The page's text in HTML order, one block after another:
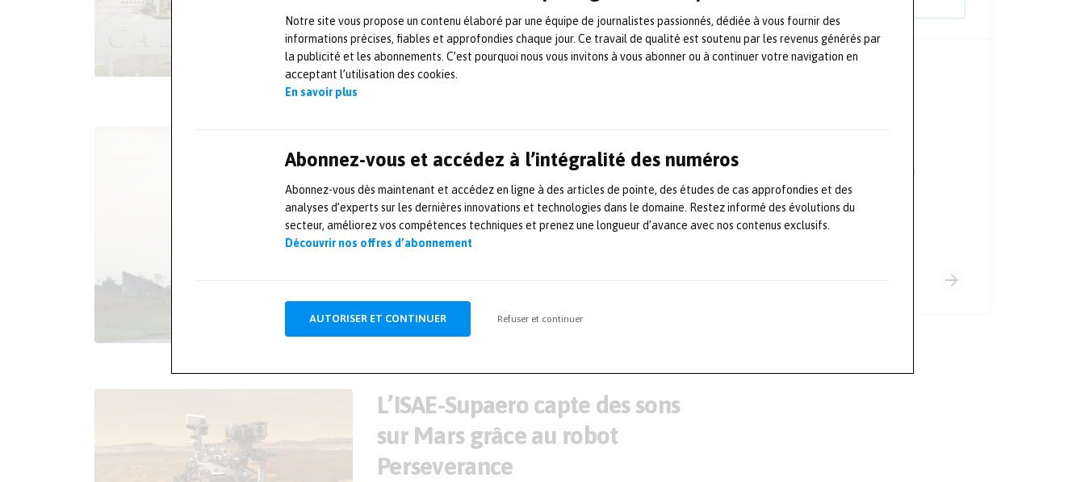
Notre site vous propose un contenu élaboré par une équipe de journalistes passionnés, dédiée à vous fournir des
informations précises, fiables et approfondies chaque jour. Ce travail de qualité est soutenu par les revenus générés par
la publicité et les abonnements. C’est pourquoi nous vous invitons à vous abonner ou à continuer votre navigation en
acceptant l’utilisation des cookies.
En savoir plus
Abonnez-vous et accédez à l’intégralité des numéros
Abonnez-vous dès maintenant et accédez en ligne à des articles de pointe, des études de cas approfondies et des
analyses d’experts sur les dernières innovations et technologies dans le domaine. Restez informé des évolutions du
secteur, améliorez vos compétences techniques et prenez une longueur d’avance avec nos contenus exclusifs.
Découvrir nos offres d’abonnement
AUTORISER ET CONTINUER Refuser et continuer
24 avril 2025 Essais
Nafems, un grand colloque sur le thème « Essais et Simulation
». Un salon à accès libre, réunissant les
fabricants de capteurs et de moyens d’essais ainsi que les
développeurs de solutions et les laboratoires d’essais […]
impliqué dans le programme
Ariane 6
Groupe ADF a pris part au programme d’ArianeGroup depuis
son démarrage. S’appuyant sur une expertise de plus de
développement d‘innovations industrielles, et d’opérations
de maintenance et d’exploitation. Modulaire et […]
L’ISAE-Supaero capte des sons
sur Mars grâce au robot
Perseverance
PRINCIPAUX PARTENAIRES